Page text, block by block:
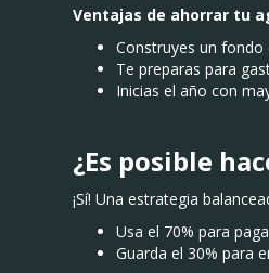
Ventajas de ahorrar tu
Construyes un fondo
Te preparas para
Inicias el año con
¿Es posible
¡Sí! Una estrategia
Usa el 70% para
Guarda el 30% para